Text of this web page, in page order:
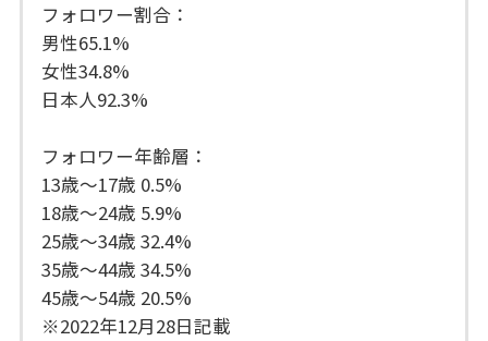
フォロワー割合：
男性65.1%
女性34.8%
日本人92.3%
フォロワー年齢層：
13歳〜17歳 0.5%
18歳〜24歳 5.9%
25歳〜34歳 32.4%
35歳〜44歳 34.5%
45歳〜54歳 20.5%
※2022年12月28日記載